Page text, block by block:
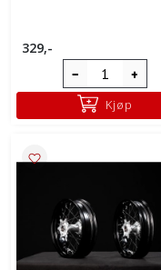
329,-
Kjøp